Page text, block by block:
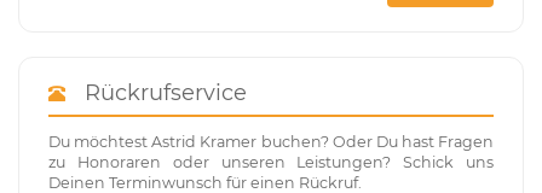
Rückrufservice
Du möchtest Astrid Kramer buchen? Oder Du hast Fragen
zu Honoraren oder unseren Leistungen? Schick uns
Deinen Terminwunsch für einen Rückruf.